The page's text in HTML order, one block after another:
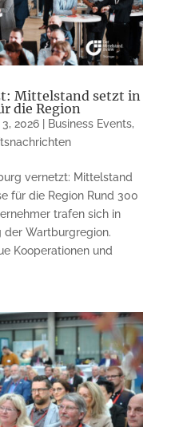
Mittelstand setzt in
die Region
2026| Business Events,
vernetzt: Mittelstand
für die Region Rund 300
trafen sich in
der Wartburgregion.
Kooperationen und